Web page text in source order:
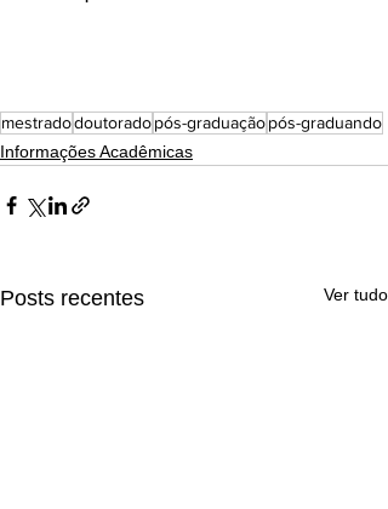
mestradodoutoradopós-graduaçãopós-graduando
Informações Acadêmicas
Posts recentes Ver tudo